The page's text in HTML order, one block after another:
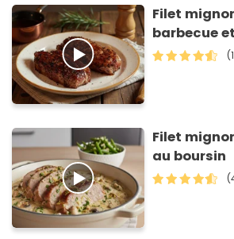
Filet
barbecue
Filet
au boursin